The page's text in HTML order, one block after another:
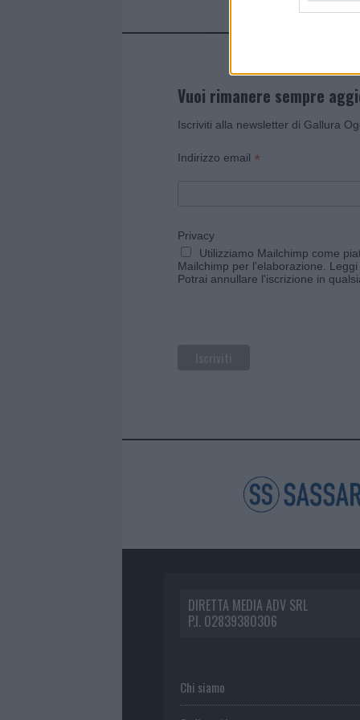
Vuoi rimanere sempre
Iscriviti alla newsletter di Gallura
Indirizzo email *
Privacy
Utilizziamo Mailchimp come
Mailchimp per l'elaborazione.
Potrai annullare l'iscrizione in
DIRETTA MEDIA ADV SRL
P.I. 02839380306
Chi siamo